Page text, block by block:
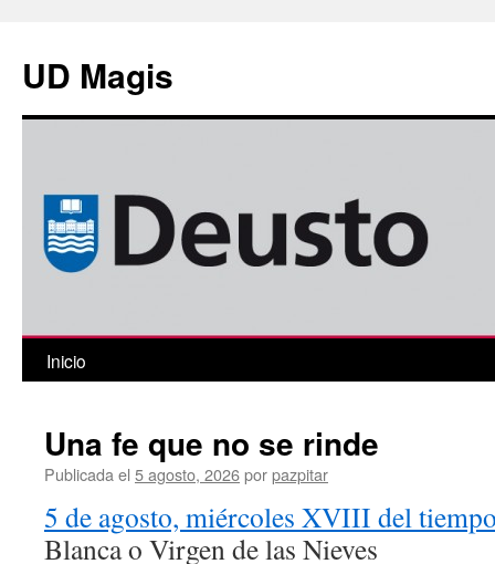
contenido
UD Magis
Inicio
Una fe que no se rinde
Publicada el 5 agosto, 2026porpazpitar
5 de agosto, miércoles XVIII del
Blanca o Virgen de las Nieves